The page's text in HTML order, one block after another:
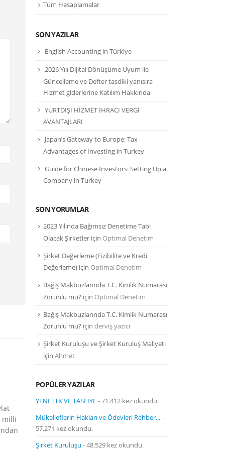
milli
Tüm Hesaplamalar
SON YAZILAR
English Accounting in Türkiye
2026 Yılı Dijital Dönüşüme Uyum ile
Güncelleme ve Defter tasdiki yanısıra
Hizmet giderlerine Katılım Hakkında
YURTDIŞI HİZMET İHRACI VERGİ
AVANTAJLARI
Japan’s Gateway to Europe: Tax
Advantages of Investing in Turkey
Guide for Chinese Investors: Setting Up a
Company in Turkey
SON YORUMLAR
2023 Yılında Bağımsız Denetime Tabi
Olacak Şirketler için Optimal Denetim
Şirket Değerleme (Fizibilite ve Kredi
Değerleme) için Optimal Denetim
Bağış Makbuzlarında T.C. Kimlik Numarası
Zorunlu mu? için Optimal Denetim
Bağış Makbuzlarında T.C. Kimlik Numarası
Zorunlu mu? için derviş yazıcı
Şirket Kuruluşu ve Şirket Kuruluş Maliyeti
için Ahmet
POPÜLER YAZILAR
YENİ TTK VE TASFİYE- 71.412 kez okundu.
Mükelleflerin Hakları ve Ödevleri Rehber...-
57.271 kez okundu.
Şirket Kuruluşu - 48.529 kez okundu.